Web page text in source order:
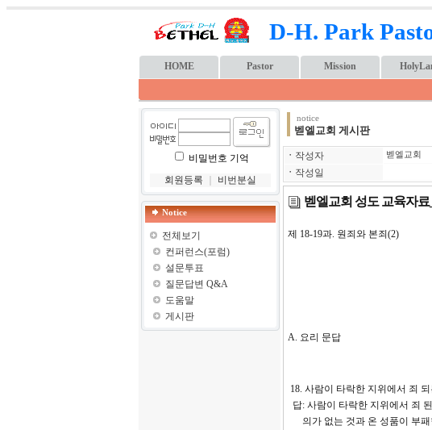
D-H. Park
HOME Pastor Mission
비밀번호 기억
회원등록
비번분실
Notice
전체보기
컨퍼런스(포럼)
설문투표
질문답변 Q&A
도움말
게시판
notice
벧엘교회 게시판
ㆍ 작성자 벧엘교회
ㆍ 작성일
벧엘교회 성도 교육자료
제 18-19과. 원죄와 본죄(2)
A. 요리 문답
18. 사람이 타락한 지위에서 죄
답: 사람이 타락한 지위에서 죄
의가 없는 것과 온 성품이 부패